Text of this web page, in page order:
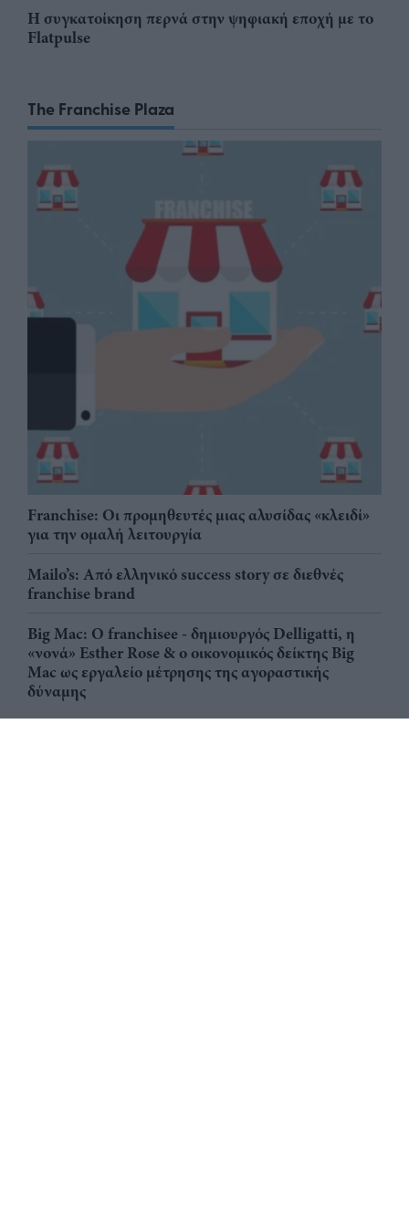
Η συγκατοίκηση περνά στην ψηφιακή εποχή με το
Flatpulse
The Franchise Plaza
Franchise: Οι προμηθευτές μιας αλυσίδας «κλειδί»
για την ομαλή λειτουργία
Mailo’s: Από ελληνικό success story σε διεθνές
franchise brand
Big Mac: Ο franchisee - δημιουργός Delligatti, η
«νονά» Esther Rose & ο οικονομικός δείκτης Big
Mac ως εργαλείο μέτρησης της αγοραστικής
δύναμης